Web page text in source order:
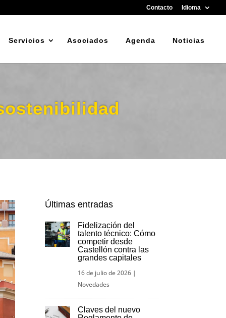
Contacto Idioma
Servicios Asociados Agenda Noticias
Últimas entradas
Fidelización del
talento técnico: Cómo
competir desde
Castellón contra las
grandes capitales
16 de julio de 2026 |
Novedades
Claves del nuevo